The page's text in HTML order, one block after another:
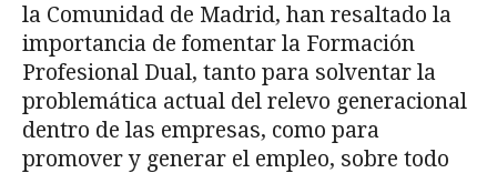
la Comunidad de Madrid, han resaltado la
importancia de fomentar la Formación
Profesional Dual, tanto para solventar la
problemática actual del relevo generacional
dentro de las empresas, como para
promover y generar el empleo, sobre todo